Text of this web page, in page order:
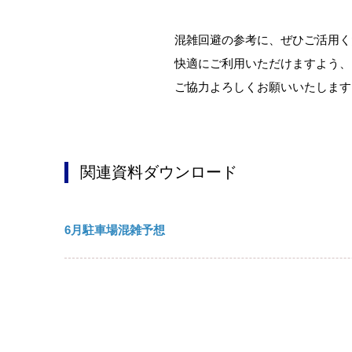
混雑回避の参考に、ぜひご活用く
快適にご利用いただけますよう、
ご協力よろしくお願いいたします
関連資料ダウンロード
6月駐車場混雑予想